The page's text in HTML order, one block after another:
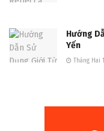
Hướng
Yến
Tháng Hai